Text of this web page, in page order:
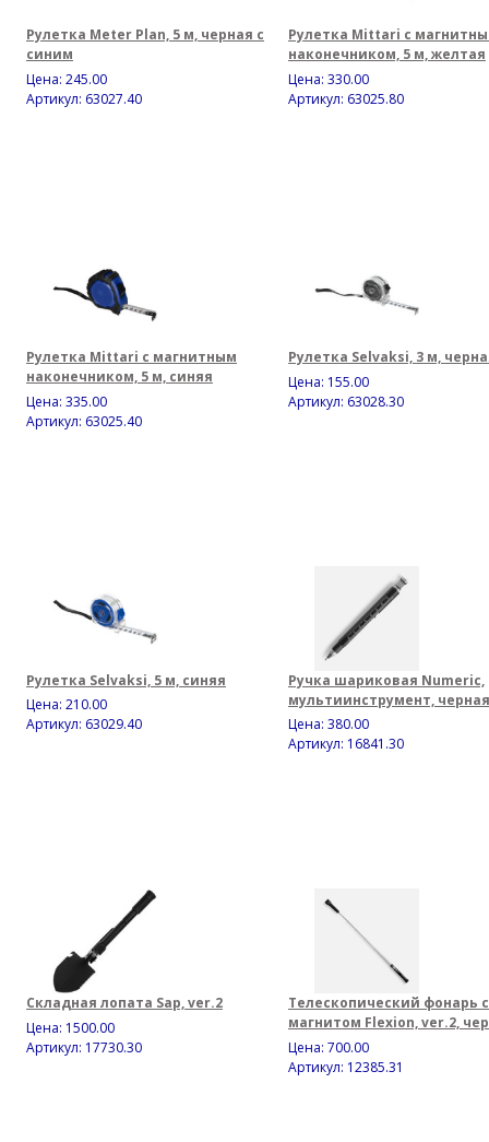
Рулетка Meter Plan, 5 м, черная с
синим
Цена: 245.00
Артикул: 63027.40
Рулетка Mittari с
наконечником, 5 м, желтая
Цена: 330.00
Артикул: 63025.80
Рулетка Mittari с магнитным
наконечником, 5 м, синяя
Цена: 335.00
Артикул: 63025.40
Рулетка Selvaksi, 3 м,
Цена: 155.00
Артикул: 63028.30
Рулетка Selvaksi, 5 м, синяя
Цена: 210.00
Артикул: 63029.40
Ручка шариковая Numeric,
мультиинструмент, черная
Цена: 380.00
Артикул: 16841.30
Складная лопата Sap, ver.2
Цена: 1500.00
Артикул: 17730.30
Телескопический фонарь с
магнитом Flexion, ver.2,
Цена: 700.00
Артикул: 12385.31